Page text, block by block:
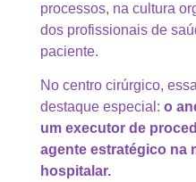
processos, na cultura
dos profissionais de
paciente.
No centro cirúrgico,
destaque especial: o
um executor de
agente estratégico na
hospitalar.